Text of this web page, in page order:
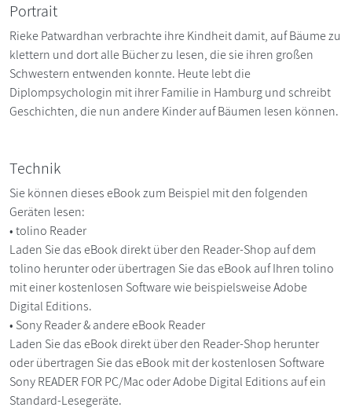
Portrait
Rieke Patwardhan verbrachte ihre Kindheit damit, auf Bäume zu
klettern und dort alle Bücher zu lesen, die sie ihren großen
Schwestern entwenden konnte. Heute lebt die
Diplompsychologin mit ihrer Familie in Hamburg und schreibt
Geschichten, die nun andere Kinder auf Bäumen lesen können.
Technik
Sie können dieses eBook zum Beispiel mit den folgenden
Geräten lesen:
• tolino Reader
Laden Sie das eBook direkt über den Reader-Shop auf dem
tolino herunter oder übertragen Sie das eBook auf Ihren tolino
mit einer kostenlosen Software wie beispielsweise Adobe
Digital Editions.
• Sony Reader & andere eBook Reader
Laden Sie das eBook direkt über den Reader-Shop herunter
oder übertragen Sie das eBook mit der kostenlosen Software
Sony READER FOR PC/Mac oder Adobe Digital Editions auf ein
Standard-Lesegeräte.